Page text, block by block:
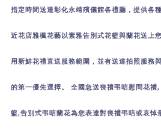
指定時間送達彰化永靖殯儀館各禮廳，提供各
近花店雅楓花藝以素雅告別式花籃與蘭花送上
用新鮮花禮直送服務範圍，並有送達拍照服務
的第一優先選擇。 全國急送喪禮弔唁慰問花禮
籃,告別式弔唁蘭花為您表達對喪禮弔唁或哀悼